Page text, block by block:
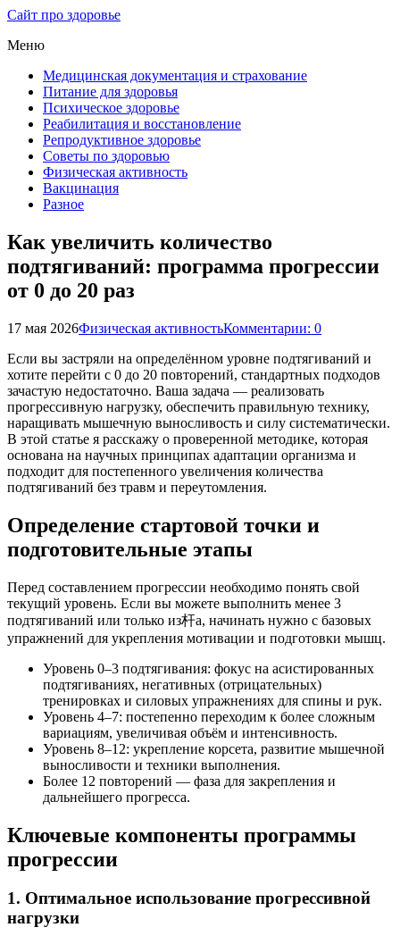
Сайт про здоровье
Меню
Медицинская документация и страхование
Питание для здоровья
Психическое здоровье
Реабилитация и восстановление
Репродуктивное здоровье
Советы по здоровью
Физическая активность
Вакцинация
Разное
Как увеличить количество
подтягиваний: программа прогрессии
от 0 до 20 раз
17 мая 2026Физическая активностьКомментарии: 0
Если вы застряли на определённом уровне подтягиваний и
хотите перейти с 0 до 20 повторений, стандартных подходов
зачастую недостаточно. Ваша задача — реализовать
прогрессивную нагрузку, обеспечить правильную технику,
наращивать мышечную выносливость и силу систематически.
В этой статье я расскажу о проверенной методике, которая
основана на научных принципах адаптации организма и
подходит для постепенного увеличения количества
подтягиваний без травм и переутомления.
Определение стартовой точки и
подготовительные этапы
Перед составлением прогрессии необходимо понять свой
текущий уровень. Если вы можете выполнить менее 3
подтягиваний или только из杆а, начинать нужно с базовых
упражнений для укрепления мотивации и подготовки мышц.
Уровень 0–3 подтягивания: фокус на асистированных
подтягиваниях, негативных (отрицательных)
тренировках и силовых упражнениях для спины и рук.
Уровень 4–7: постепенно переходим к более сложным
вариациям, увеличивая объём и интенсивность.
Уровень 8–12: укрепление корсета, развитие мышечной
выносливости и техники выполнения.
Более 12 повторений — фаза для закрепления и
дальнейшего прогресса.
Ключевые компоненты программы
прогрессии
1. Оптимальное использование прогрессивной
нагрузки